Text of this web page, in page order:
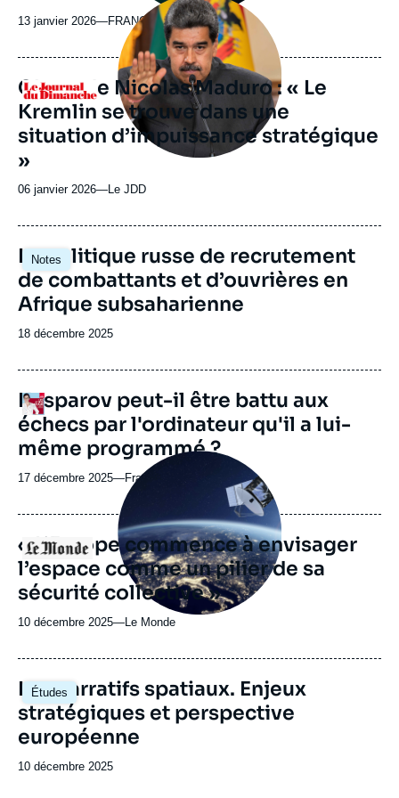
13 janvier 2026—Nom
journal,
revue
ou
émission
FRANCE 24
Logo
principale
médiatique
Chute de Nicolas Maduro : « Le
Kremlin se trouve dans une
situation d’impuissance stratégique
»
06 janvier 2026—Nom
journal,
ou
émission
Le JDD
Notes
Image
principale
La politique russe de recrutement
de combattants et d’ouvrières en
Afrique subsaharienne
Date
publication
18 décembre 2025
Logo
Kasparov peut-il être battu aux
échecs par l'ordinateur qu'il a lui-
même programmé ?
17 décembre 2025—Nom
du
revue
ou
émission
France Inter
Logo
Image
principale
médiatique
« L’Europe commence à envisager
l’espace comme un pilier de sa
sécurité collective »
10 décembre 2025—Nom
journal,
ou
émission
Le Monde
Études
Image
principale
Les narratifs spatiaux. Enjeux
stratégiques et perspective
européenne
Date
10 décembre 2025